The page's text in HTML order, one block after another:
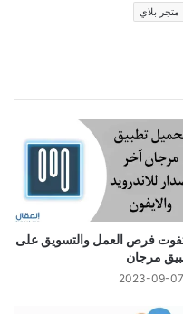
متجر بلاي
تفوت فرص العمل والتسويق على
مرجان
2023-09-07